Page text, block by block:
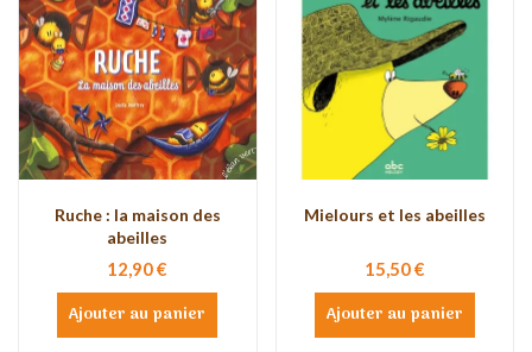
Ruche : la maison des
abeilles
12,90 €
Ajouter au panier
Mielours et les abeilles
15,50 €
Ajouter au panier